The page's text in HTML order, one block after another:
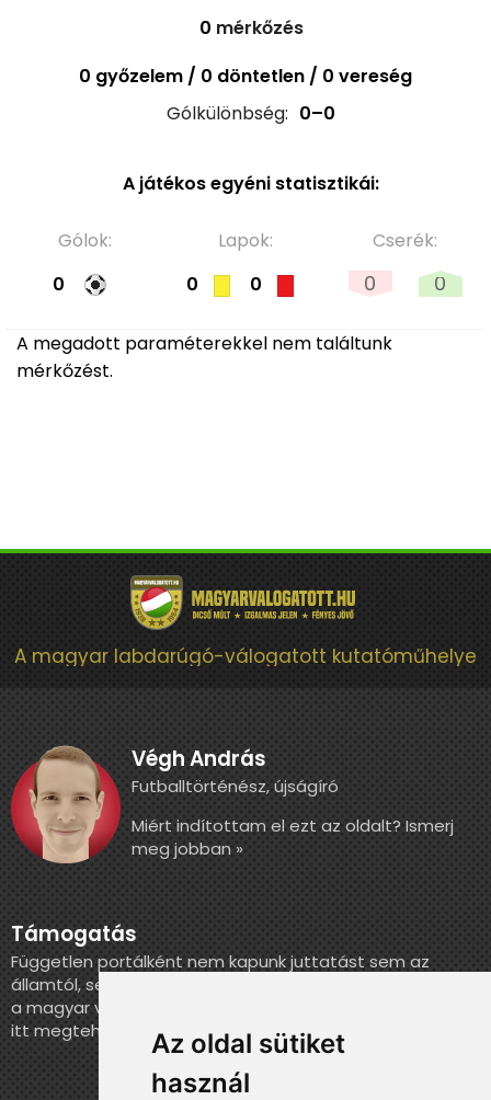
Az oldal sütiket
használ
0 mérkőzés
0 győzelem / 0 döntetlen / 0 vereség
Gólkülönbség: 0–0
A játékos egyéni statisztikái:
Gólok:
0
Lapok:
0
0
Cserék:
0 0
A megadott paraméterekkel nem találtunk
mérkőzést.
A magyar labdarúgó-válogatott kutatóműhelye
Végh András
Futballtörténész, újságíró
Miért indítottam el ezt az oldalt? Ismerj
meg jobban »
Támogatás
Független portálként nem kapunk juttatást sem az
államtól, sem más szervezettől. Ha szeretnél segíteni
a magyar válogatott történelmének feldolgozásában,
itt megteheted.